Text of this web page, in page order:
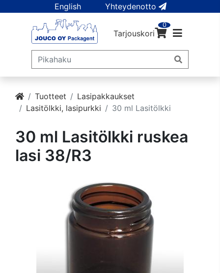
English Yhteydenotto
Tarjouskori
0
Tuotteet
Lasipakkaukset
Lasitölkki, lasipurkki
30 ml Lasitölkki
30 ml Lasitölkki ruskea
lasi 38/R3